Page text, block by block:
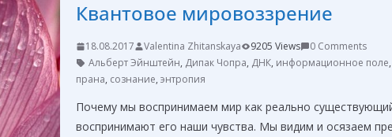
k er и
т
ь
Квантовое мировоззрение
18.08.2017 Valentina Zhitanskaya 9205 Views
0 Comments
Альберт Эйнштейн, Дипак Чопра, ДНК, информационное поле,
прана, сознание, энтропия
Почему мы воспринимаем мир как реально
воспринимают его наши чувства. Мы видим и осязаем